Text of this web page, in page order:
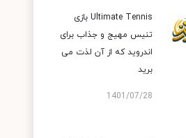
Ultimate Tennis بازی
تنیس مهیج و جذاب برای
اندروید که از آن لذت می
برید
1401/07/28